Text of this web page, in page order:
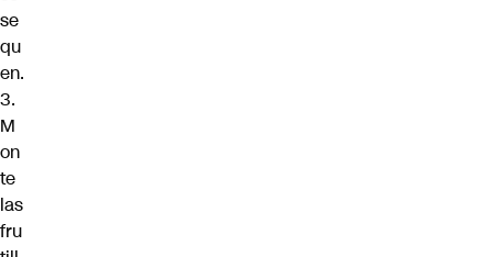
se
qu
en.
3.
M
on
te
las
fru